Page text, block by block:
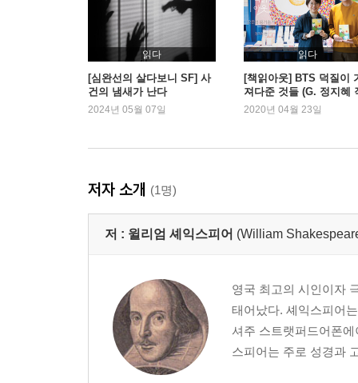
읽다
[심완선의 살다보니 SF] 사
건의 냄새가 난다
2024년 05월 07일
읽다
[책읽아웃] BTS 덕질이
져다준 것들 (G. 정지혜
가)
2020년 04월 23일
저자 소개 (1명)
저 : 윌리엄 셰익스피어 (William
영국 최고의 시인이자
태어났다. 셰익스피어
셔주 스트랫퍼드어폰
스피어는 주로 성경과